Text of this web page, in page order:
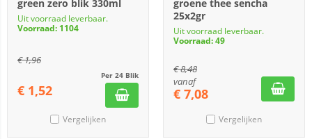
green zero blik 330ml
Uit voorraad leverbaar.
Voorraad: 1104
€1,96
Per 24 Blik
€ 1,52
Vergelijken
groene thee sencha
25x2gr
Uit voorraad leverbaar.
Voorraad: 49
€8,48
vanaf
€ 7,08
Vergelijken